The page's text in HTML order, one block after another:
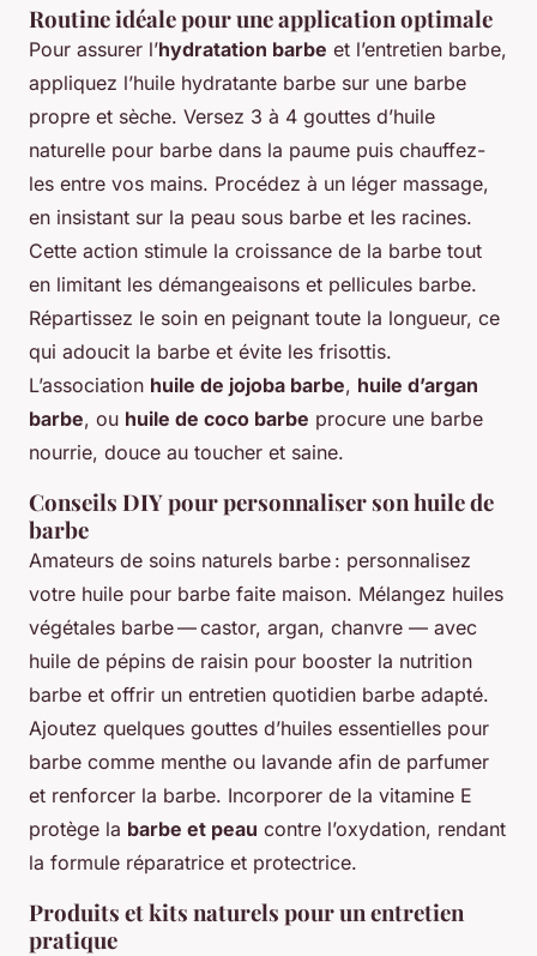
Routine idéale pour une application optimale
Pour assurer l’hydratation barbe et l’entretien barbe,
appliquez l’huile hydratante barbe sur une barbe
propre et sèche. Versez 3 à 4 gouttes d’huile
naturelle pour barbe dans la paume puis chauffez-
les entre vos mains. Procédez à un léger massage,
en insistant sur la peau sous barbe et les racines.
Cette action stimule la croissance de la barbe tout
en limitant les démangeaisons et pellicules barbe.
Répartissez le soin en peignant toute la longueur, ce
qui adoucit la barbe et évite les frisottis.
L’association huile de jojoba barbe, huile d’argan
barbe, ou huile de coco barbe procure une barbe
nourrie, douce au toucher et saine.
Conseils DIY pour personnaliser son huile de
barbe
Amateurs de soins naturels barbe : personnalisez
votre huile pour barbe faite maison. Mélangez huiles
végétales barbe — castor, argan, chanvre — avec
huile de pépins de raisin pour booster la nutrition
barbe et offrir un entretien quotidien barbe adapté.
Ajoutez quelques gouttes d’huiles essentielles pour
barbe comme menthe ou lavande afin de parfumer
et renforcer la barbe. Incorporer de la vitamine E
protège la barbe et peau contre l’oxydation, rendant
la formule réparatrice et protectrice.
Produits et kits naturels pour un entretien
pratique